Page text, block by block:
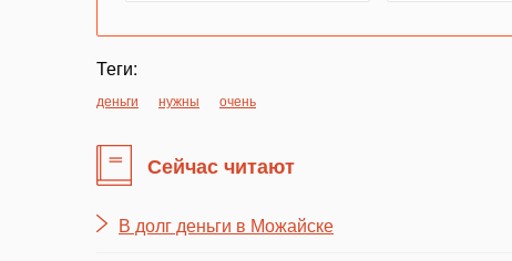
Теги:
деньги нужны очень
Сейчас читают
В долг деньги в Можайске